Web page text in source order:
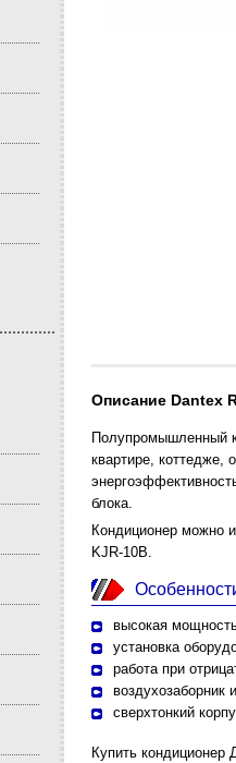
Описание Dantex
Полупромышленный
квартире, коттедже,
блока.
Кондиционер можно
KJR-10B.
высокая
установка
работа при
воздухозаборник
сверхтонкий
Купить кондиционер